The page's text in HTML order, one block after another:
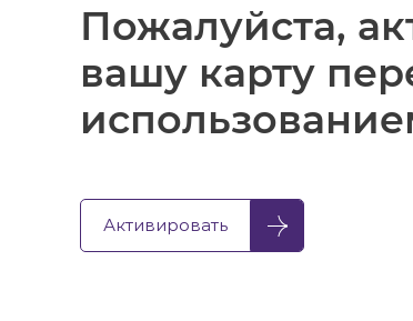
Пожалуйста,
вашу карту
Активировать